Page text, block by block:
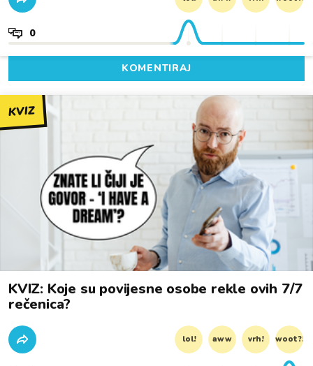
0
KOMENTIRAJ
KVIZ
KVIZ: Koje su povijesne osobe rekle ovih 7/7
rečenica?
lol! aww vrh! woot?!